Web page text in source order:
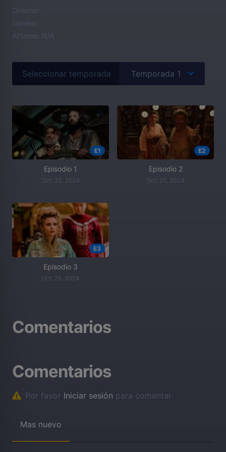
Director:
Genero:
Actores: N/A
Seleccionar temporada
E1
Episodio 1
Oct. 25, 2024
E2
Episodio 2
Oct. 25, 2024
E3
Episodio 3
Oct. 25, 2024
Comentarios
Comentarios
Por favor Iniciar sesión para comentar
Mas nuevo